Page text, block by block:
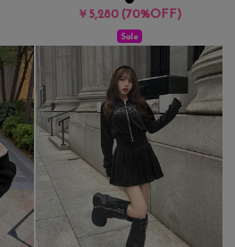
￥5,280(70%OFF)
Sale